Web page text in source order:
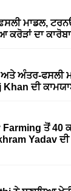
ਮਾਡਲ,
ਕਰੋੜਾਂ ਦਾ
ਅਤੇ ਅੰਤਰ-ਫਸਲੀ
ਦੀ
ਤੋਂ 40
Yadav